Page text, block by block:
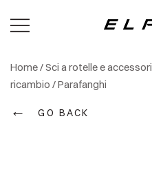
Home/Sci a rotelle e accessori
ricambio /Parafanghi
← GO BACK